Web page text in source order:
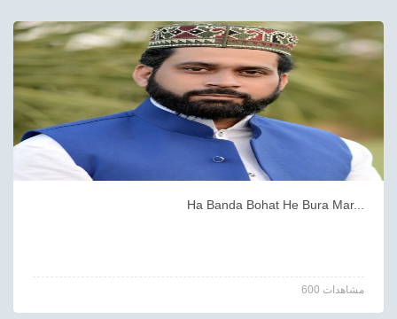
Ha Banda Bohat He Bura Mar...
600 مشاهدات